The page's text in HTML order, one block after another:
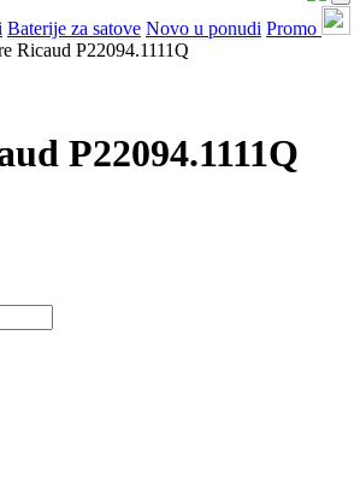
Baterije za satove Novo u ponudi Promo
Ricaud P22094.1111Q
P22094.1111Q